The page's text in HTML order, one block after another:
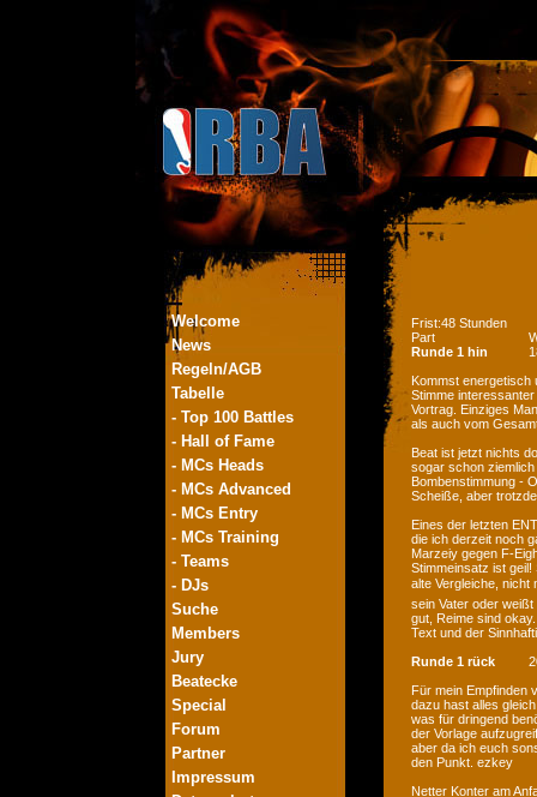
Welcome
News
Regeln/AGB
Tabelle
- Top 100 Battles
- Hall of Fame
- MCs Heads
- MCs Advanced
- MCs Entry
- MCs Training
- Teams
- DJs
Suche
Members
Jury
Beatecke
Special
Forum
Partner
Impressum
Frist:48 Stunden
Part
Runde 1 hin
Kommst energetisch
Stimme
Vortrag. Einziges
als auch vom
Beat ist jetzt nichts
sogar schon
Bombenstimmung -
Scheiße, aber
Eines der letzten
die ich derzeit noch
Marzeiy gegen F-
Stimmeinsatz ist
alte Vergleiche, nicht
sein Vater oder
gut, Reime sind
Text und der
Runde 1 rück
Für mein Empfinden
dazu hast alles
was für dringend
der Vorlage
aber da ich euch
den Punkt. ezkey
Netter Konter am